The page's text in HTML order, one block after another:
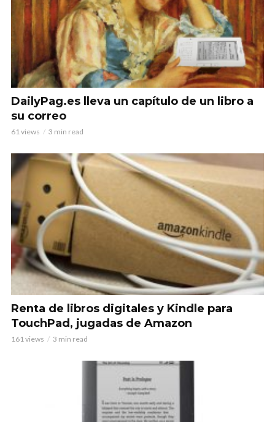
DailyPag.es lleva un capítulo de un libro a
su correo
61 views 3 min read
Renta de libros digitales y Kindle para
TouchPad, jugadas de Amazon
161 views 3 min read